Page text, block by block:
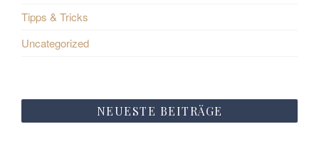
Tipps & Tricks
Uncategorized
NEUESTE BEITRÄGE